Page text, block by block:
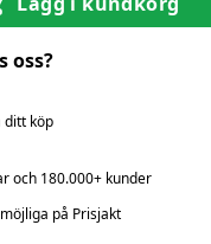
oss?
ditt köp
och 180.000+ kunder
på Prisjakt